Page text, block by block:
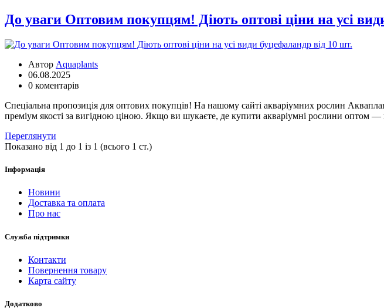
До уваги Оптовим покупцям! Діють оптові ціни на усі
Автор Aquaplants
06.08.2025
0 коментарів
Спеціальна пропозиція для оптових покупців! На нашому сайті акваріумних рослин
преміум якості за вигідною ціною. Якщо ви шукаєте, де купити акваріумні рослини оптом
Переглянути
Показано від 1 до 1 із 1 (всього 1 ст.)
Інформація
Новини
Доставка та оплата
Про нас
Служба підтримки
Контакти
Повернення товару
Карта сайту
Додатково